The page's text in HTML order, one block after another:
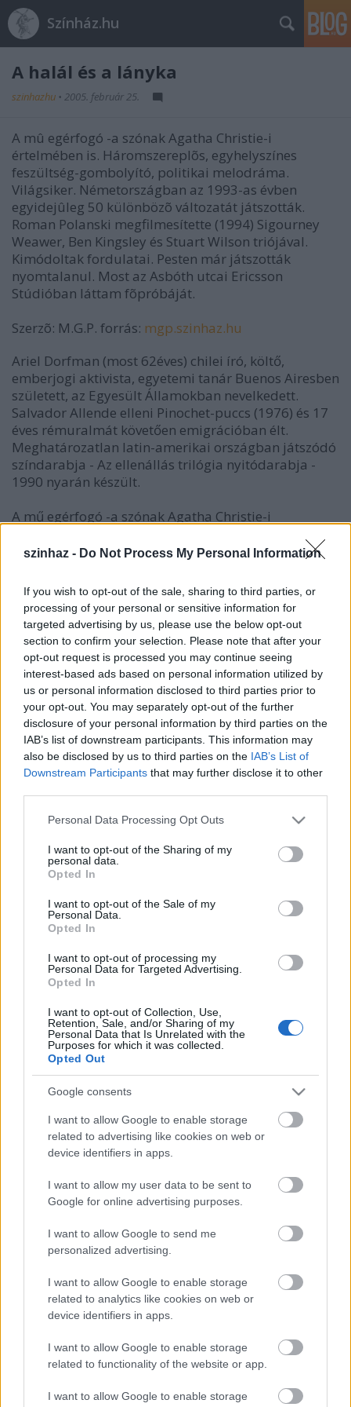
szinhaz - Do Not Process My Personal Information
If you wish to opt-out of the sale, sharing to third parties, or
processing of your personal or sensitive information for
targeted advertising by us, please use the below opt-out
section to confirm your selection. Please note that after your
opt-out request is processed you may continue seeing
interest-based ads based on personal information utilized by
us or personal information disclosed to third parties prior to
your opt-out. You may separately opt-out of the further
disclosure of your personal information by third parties on the
IAB’s list of downstream participants. This information may
also be disclosed by us to third parties on the IAB’s List of
Downstream Participants that may further disclose it to other
Please note that this website/app uses one or more Google
not limited to your visit or usage behaviour. You may click to
grant or deny consent to Google and its third-party tags to
use your data for below specified purposes in below Google
consent section.
Personal Data Processing Opt Outs
I want to opt-out of the Sharing of my
personal data.
Opted In
I want to opt-out of the Sale of my
Personal Data.
Opted In
I want to opt-out of processing my
Personal Data for Targeted Advertising.
Opted In
I want to opt-out of Collection, Use,
Retention, Sale, and/or Sharing of my
Personal Data that Is Unrelated with the
Purposes for which it was collected.
Opted Out
Google consents
I want to allow Google to enable storage
related to advertising like cookies on web or
device identifiers in apps.
I want to allow my user data to be sent to
Google for online advertising purposes.
I want to allow Google to send me
personalized advertising.
I want to allow Google to enable storage
related to analytics like cookies on web or
device identifiers in apps.
I want to allow Google to enable storage
related to functionality of the website or app.
I want to allow Google to enable storage
Színház.hu
A halál és a lányka
szinhazhu • 2005. február 25.
A mû egérfogó -a szónak Agatha Christie-i
értelmében is. Háromszereplõs, egyhelyszínes
feszültség-gombolyító, politikai melodráma.
Világsiker. Németországban az 1993-as évben
egyidejûleg 50 különbözõ változatát játszották.
Roman Polanski megfilmesítette (1994) Sigourney
Weawer, Ben Kingsley és Stuart Wilson triójával.
Kimódoltak fordulatai. Pesten már játszották
nyomtalanul. Most az Asbóth utcai Ericsson
Stúdióban láttam fõpróbáját.
Szerzõ: M.G.P. forrás: mgp.szinhaz.hu
Ariel Dorfman (most 62éves) chilei író, költő,
emberjogi aktivista, egyetemi tanár Buenos Airesben
született, az Egyesült Államokban nevelkedett.
Salvador Allende elleni Pinochet-puccs (1976) és 17
éves rémuralmát követően emigrációban élt.
Meghatározatlan latin-amerikai országban játszódó
színdarabja - Az ellenállás trilógia nyitódarabja -
1990 nyarán készült.
A mű egérfogó -a szónak Agatha Christie-i
feszültség-gombolyító, politikai melodráma.
egyidejűleg 50 különböző változatát játszották.
Roman Polanski megfilmesítette (1994) Sigourney
Weawer, Ben Kingsley és Stuart Wilson triójával.
Kimódoltak fordulatai. Pesten már játszották
nyomtalanul. Most az Asbóth utcai Ericsson
Stúdióban láttam főpróbáját.
Sólyom András rendezése sokat hatástalanított a
cselekményen. Ő rendezői karmestere a
vonósnégyeshez írt színésztriónak. Fortissimót kért
pianók helyett, sfozatót, ahol diminuendo kellene
szólni. Rendezésének legfőbb eredménye azzal
mérhető, hogy a szép és tehetséges Horváth Lili ez
estélyiruhájában. Indulatosan kiabáltatja a rendező
Paula szerepében. Horváth eleget is tesz kérésének,
nagyobb meggyőződés nélkül.
Törköly Levente Gerardo, a férj. Ha van
hattyúprémes papucs, úgy ő humanistaprémes
papucsférjet játszik. Négyszer letérdel partnernője
széke, asztalkája és szófája nem nagyon
színészbarát környezet. Szilágyi Tiboré a politikai
kétértelműre színezi. A végén ő is ordít, nyilván
rendezői felkérésre.
A kiszámított cselekmény akkor tud feszült lenni, ha
időről-időre átlendül a hinta, illeg-billeg az
erőviszony. Az Ericssonban az asszony dúló-fúló
eltökélt, pipogya a férj, alattomos a doktor. Nincs
titok. Nincs ingó-lengő fordulatosság. Nincs
feszültség. Hiányzik a meglepetés. A drámai tét. Az
Az érzékeny romantikus kortárs Mathias Claudius
verseire írta Schubert A halál és a lányka dalciklust,
majd a dalok motívumaiból vonósnégyesét. Az
előadásban szépen szól felvételről a trióhoz a
quartett.
Szerző:M.G.P.forrás: mgp.szinhaz.hu